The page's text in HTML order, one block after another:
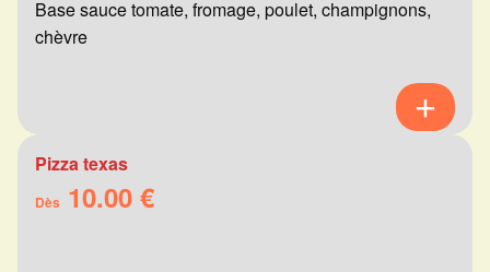
Base sauce tomate, fromage, poulet, champignons,
chèvre
Pizza texas
Dès 10.00 €